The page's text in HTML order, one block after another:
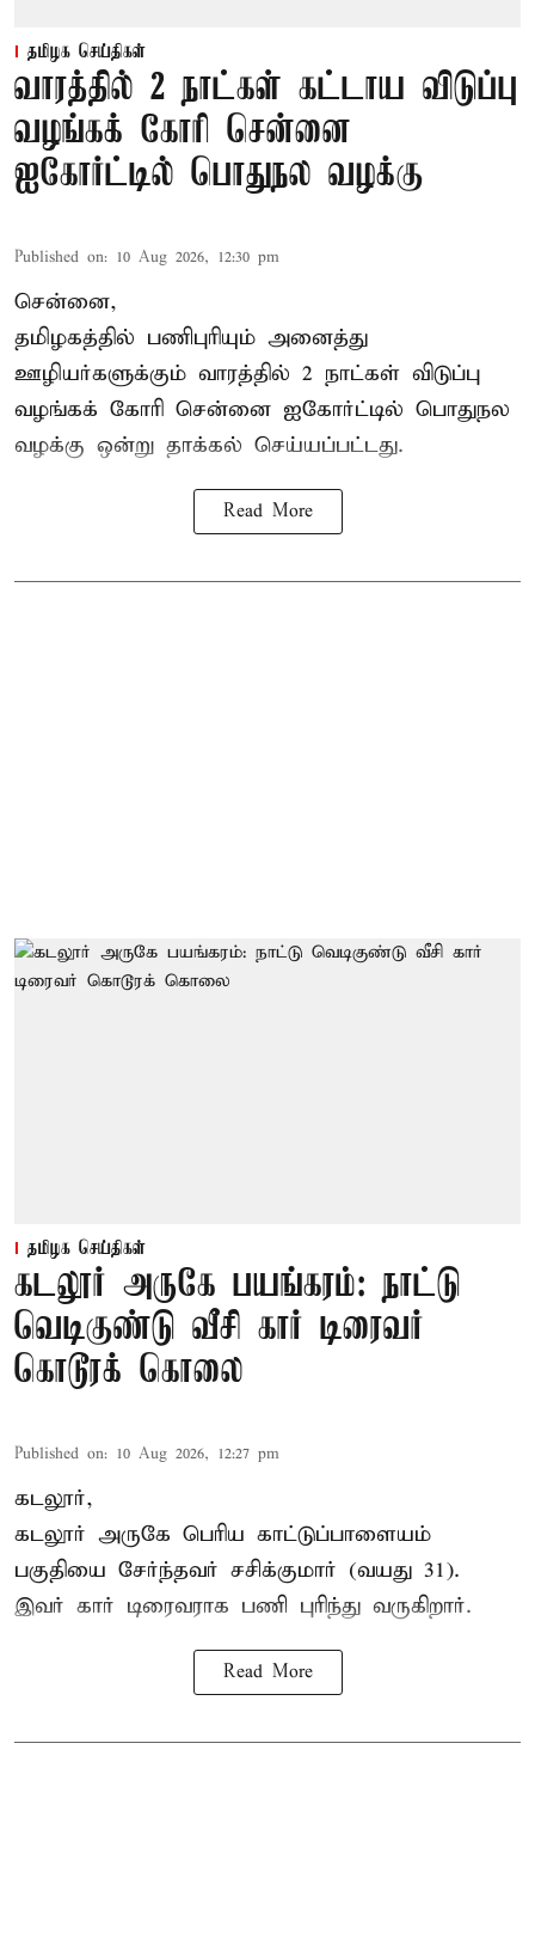
தமிழக செய்திகள்
வாரத்தில் 2 நாட்கள் கட்டாய விடுப்பு
வழங்கக் கோரி சென்னை
ஐகோர்ட்டில் பொதுநல வழக்கு
Published on: 10 Aug 2026, 12:30 pm
சென்னை,
தமிழகத்தில் பணிபுரியும் அனைத்து
ஊழியர்களுக்கும் வாரத்தில் 2 நாட்கள் விடுப்பு
வழங்கக் கோரி சென்னை ஐகோர்ட்டில் பொதுநல
வழக்கு ஒன்று தாக்கல் செய்யப்பட்டது.
Read More
தமிழக செய்திகள்
கடலூர் அருகே பயங்கரம்: நாட்டு
வெடிகுண்டு வீசி கார் டிரைவர்
கொடூரக் கொலை
Published on: 10 Aug 2026, 12:27 pm
கடலூர்,
கடலூர் அருகே பெரிய காட்டுப்பாளையம்
பகுதியை சேர்ந்தவர் சசிக்குமார் (வயது 31).
இவர் கார் டிரைவராக பணி புரிந்து வருகிறார்.
Read More